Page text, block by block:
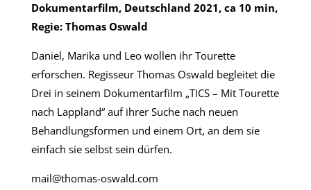
Dokumentarfilm, Deutschland 2021, ca 10 min,
Regie: Thomas Oswald
Daniel, Marika und Leo wollen ihr Tourette
erforschen. Regisseur Thomas Oswald begleitet die
Drei in seinem Dokumentarfilm „TICS – Mit Tourette
nach Lappland“ auf ihrer Suche nach neuen
Behandlungsformen und einem Ort, an dem sie
einfach sie selbst sein dürfen.
mail@thomas-oswald.com